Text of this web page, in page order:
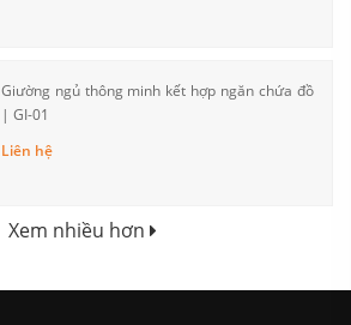
Giường ngủ thông minh kết hợp ngăn chứa đồ
| GI-01
Liên hệ
Xem nhiều hơn